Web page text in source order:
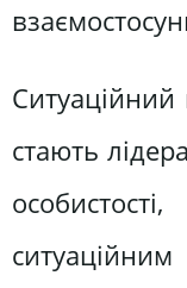
стають
ситуаційним